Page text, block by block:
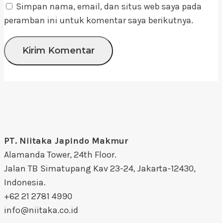
Simpan nama, email, dan situs web saya pada
peramban ini untuk komentar saya berikutnya.
PT. Niitaka Japindo Makmur
Alamanda Tower, 24th Floor.
Jalan TB Simatupang Kav 23-24, Jakarta-12430,
Indonesia.
+62 21 2781 4990
info@niitaka.co.id